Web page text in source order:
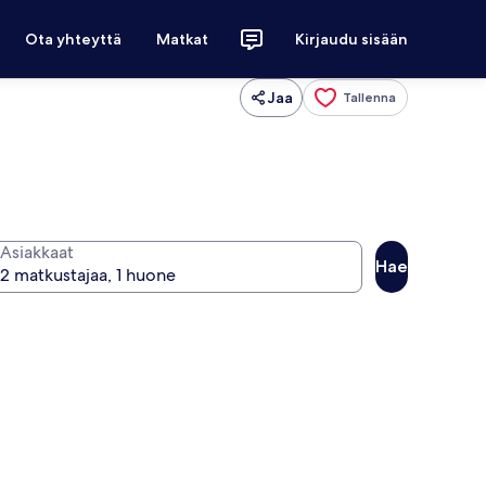
Ota yhteyttä Matkat Kirjaudu sisään
Jaa Tallenna
Asiakkaat
Hae